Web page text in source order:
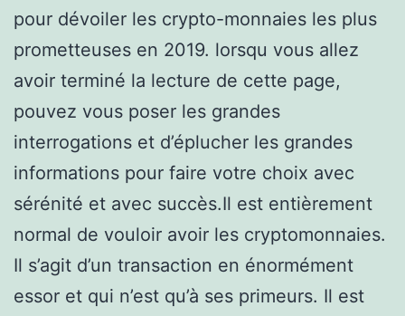
pour dévoiler les crypto-monnaies les plus
prometteuses en 2019. lorsqu vous allez
avoir terminé la lecture de cette page,
pouvez vous poser les grandes
interrogations et d’éplucher les grandes
informations pour faire votre choix avec
sérénité et avec succès.Il est entièrement
normal de vouloir avoir les cryptomonnaies.
Il s’agit d’un transaction en énormément
essor et qui n’est qu’à ses primeurs. Il est